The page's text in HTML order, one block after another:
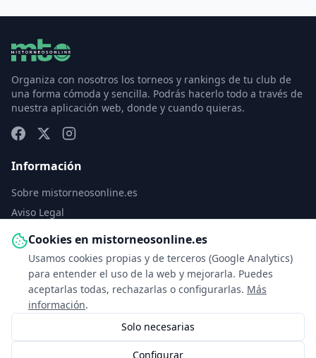
Cookies en mistorneosonline.es
Usamos cookies propias y de terceros (Google Analytics)
para entender el uso de la web y mejorarla. Puedes
aceptarlas todas, rechazarlas o configurarlas. Más
información.
Solo necesarias
Configurar
Organiza con nosotros los torneos y rankings de tu club de
una forma cómoda y sencilla. Podrás hacerlo todo a través de
nuestra aplicación web, donde y cuando quieras.
Información
Sobre mistorneosonline.es
Aviso Legal
Política de Privacidad
Política de Cookies
Configurar cookies
Contacto
info@mistorneosonline.es